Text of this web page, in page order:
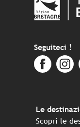
Seguiteci !
Le
Scopri le